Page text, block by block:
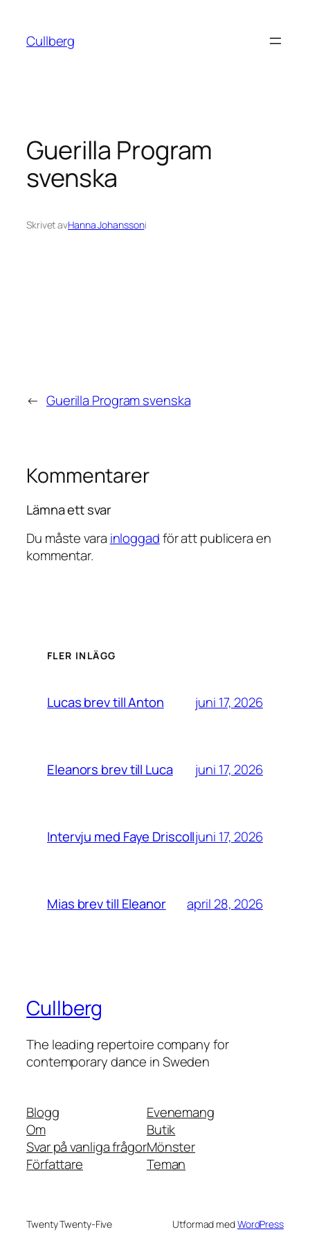
innehåll
Cullberg
Guerilla Program
svenska
Skrivet avHanna Johanssoni
← Guerilla Program svenska
Kommentarer
Lämna ett svar
Du måste vara inloggadför att publicera en
kommentar.
FLER INLÄGG
Lucas brev till Anton juni 17, 2026
Eleanors brev till Luca juni 17, 2026
Intervju med Faye Driscolljuni 17, 2026
Mias brev till Eleanor april 28, 2026
Cullberg
The leading repertoire company for
contemporary dance in Sweden
Blogg
Om
Svar på vanliga frågor
Författare
Evenemang
Butik
Mönster
Teman
Twenty Twenty-Five Utformad medWordPress